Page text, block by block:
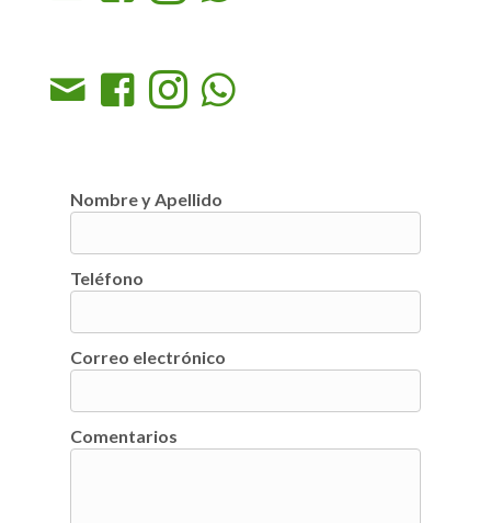
Nombre y Apellido
Teléfono
Correo electrónico
Comentarios